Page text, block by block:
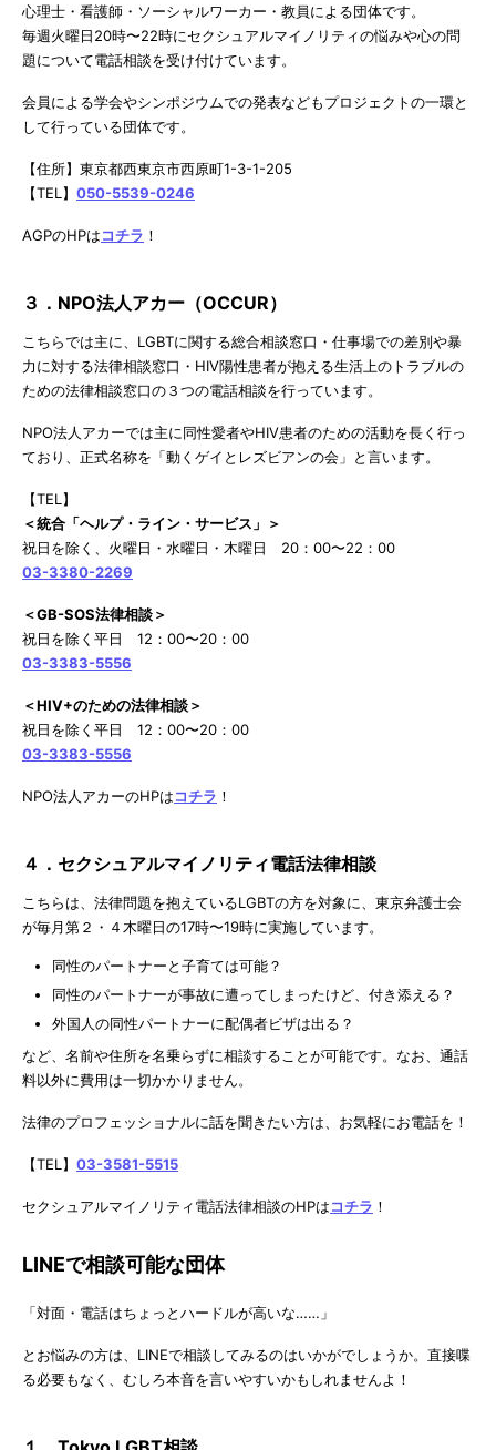
心理士・看護師・ソーシャルワーカー・教員による団体です。
毎週火曜日20時〜22時にセクシュアルマイノリティの悩みや心の問
題について電話相談を受け付けています。
会員による学会やシンポジウムでの発表などもプロジェクトの一環と
して行っている団体です。
【住所】東京都西東京市西原町1-3-1-205
【TEL】 050-5539-0246
AGPのHPはコチラ ！
３．NPO法人アカー（OCCUR）
こちらでは主に、LGBTに関する総合相談窓口・仕事場での差別や暴
力に対する法律相談窓口・HIV陽性患者が抱える生活上のトラブルの
ための法律相談窓口の３つの電話相談を行っています。
NPO法人アカーでは主に同性愛者やHIV患者のための活動を長く行っ
ており、正式名称を「動くゲイとレズビアンの会」と言います。
【TEL】
＜統合「ヘルプ・ライン・サービス」＞
祝日を除く、火曜日・水曜日・木曜日 20：00〜22：00
03-3380-2269
＜GB-SOS法律相談＞
祝日を除く平日 12：00〜20：00
03-3383-5556
＜HIV+のための法律相談＞
祝日を除く平日 12：00〜20：00
03-3383-5556
NPO法人アカーのHPはコチラ ！
４．セクシュアルマイノリティ電話法律相談
こちらは、法律問題を抱えているLGBTの方を対象に、東京弁護士会
が毎月第２・４木曜日の17時〜19時に実施しています。
同性のパートナーと子育ては可能？
同性のパートナーが事故に遭ってしまったけど、付き添える？
外国人の同性パートナーに配偶者ビザは出る？
など、名前や住所を名乗らずに相談することが可能です。なお、通話
料以外に費用は一切かかりません。
法律のプロフェッショナルに話を聞きたい方は、お気軽にお電話を！
【TEL】 03-3581-5515
セクシュアルマイノリティ電話法律相談のHPはコチラ ！
LINEで相談可能な団体
「対面・電話はちょっとハードルが高いな……」
とお悩みの方は、LINEで相談してみるのはいかがでしょうか。直接喋
る必要もなく、むしろ本音を言いやすいかもしれませんよ！